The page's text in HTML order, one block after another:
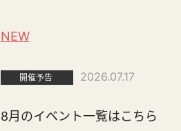
NEW
開催予告 2026.07.17
8月のイベント一覧はこちら